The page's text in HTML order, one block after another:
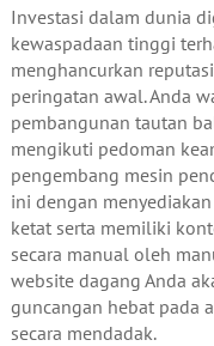
Investasi dalam dunia
kewaspadaan tinggi
menghancurkan
peringatan awal. Anda
pembangunan tautan
mengikuti pedoman
pengembang mesin
ini dengan
ketat serta memiliki
secara manual oleh
website dagang Anda
guncangan hebat pada
secara mendadak.